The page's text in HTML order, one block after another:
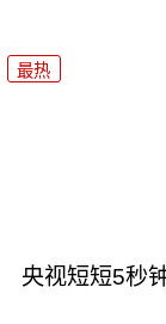
最热
央视短短5秒